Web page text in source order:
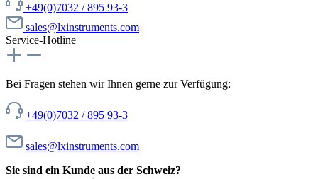
+49(0)7032 / 895 93-3
sales@lxinstruments.com
Service-Hotline
Bei Fragen stehen wir Ihnen gerne zur Verfügung:
+49(0)7032 / 895 93-3
sales@lxinstruments.com
Sie sind ein Kunde aus der Schweiz?